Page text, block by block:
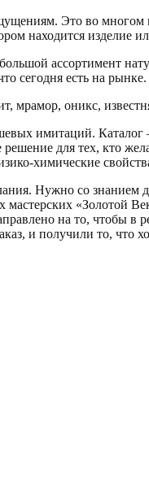
Это во многом
находится изделие
ассортимент
сегодня есть на рынке.
мрамор, оникс,
имитаций. Каталог
для тех, кто
химические
Нужно со знанием
«Золотой
на то, чтобы
и получили то, что